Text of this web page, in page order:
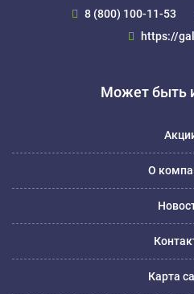
8 (800) 100-11-53
https://
Может быть
О
Карта